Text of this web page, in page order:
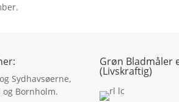
Sydhavsøerne,
Bornholm.
Grøn Bladmåler
(Livskraftig)